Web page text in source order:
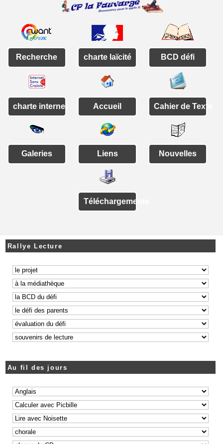
Recherche charte laïcité BCD défi
charte internet Accueil Cahier de Texte
Galeries Liens Nouvelles
Téléchargements
Rallye Lecture
Au fil des jours